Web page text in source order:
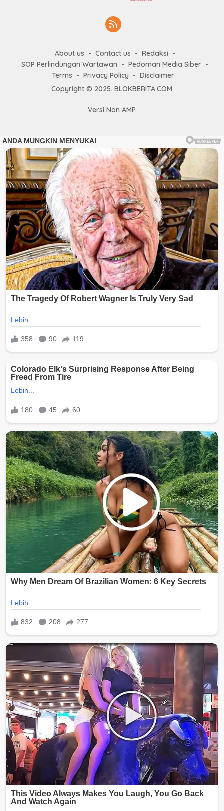
About us Contact us
Redaksi
SOP Perlindungan Wartawan
Pedoman Media Siber
Terms
Privacy Policy
Disclaimer
Copyright © 2025. BLOKBERITA.COM
Versi Non AMP